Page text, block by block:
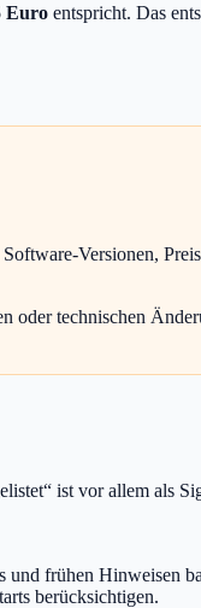
Euro entspricht. Das
Versionen,
technischen
ist vor allem als
und frühen Hinweisen
berücksichtigen.